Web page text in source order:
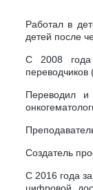
Работал в
детей после
С 2008 года
переводчиков
Переводил и
Создатель
С 2016 года